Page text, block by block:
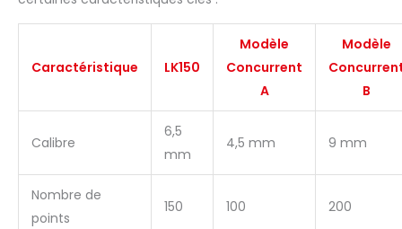
Caractéristique LK150
Modèle
Concurrent
A
Modèle
B
Calibre
6,5
mm
4,5 mm 9 mm
Nombre de
points
150 100 200